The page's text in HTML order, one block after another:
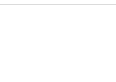
5
이 대통령, 6시간 부